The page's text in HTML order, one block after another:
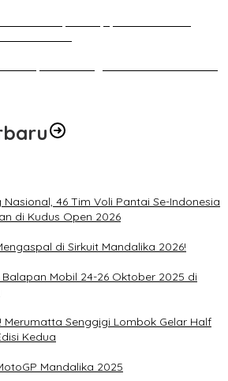
46 Tim Voli Pantai Se-Indonesia
di Kudus Open 2026
di Sirkuit Mandalika 2026!
Mobil 24-26 Oktober 2025 di
Merumatta Senggigi Lombok Gelar Half
Kedua
Mandalika 2025